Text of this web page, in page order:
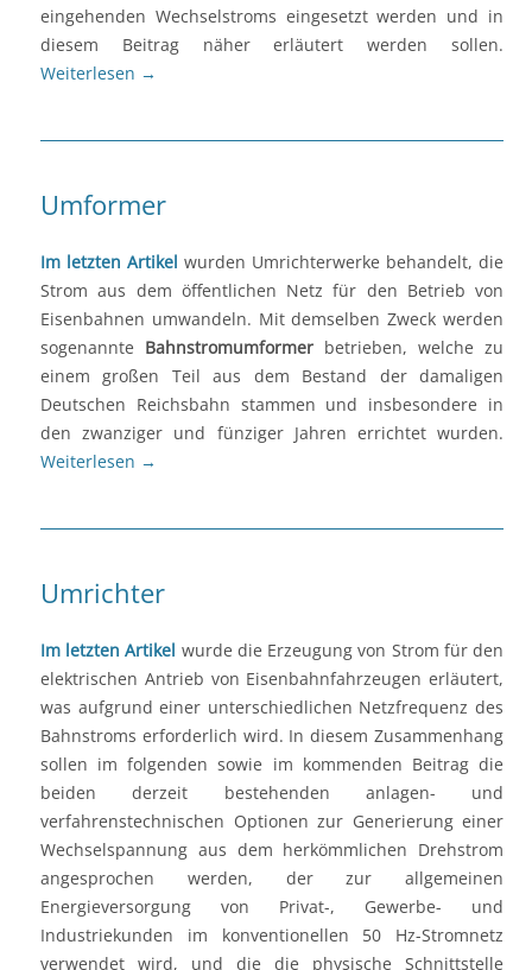
eingehenden Wechselstroms eingesetzt werden und in
diesem Beitrag näher erläutert werden sollen.
Weiterlesen →
Umformer
Im letzten Artikel wurden Umrichterwerke behandelt, die
Strom aus dem öffentlichen Netz für den Betrieb von
Eisenbahnen umwandeln. Mit demselben Zweck werden
sogenannte Bahnstromumformer betrieben, welche zu
einem großen Teil aus dem Bestand der damaligen
Deutschen Reichsbahn stammen und insbesondere in
den zwanziger und fünziger Jahren errichtet wurden.
Weiterlesen →
Umrichter
Im letzten Artikel wurde die Erzeugung von Strom für den
elektrischen Antrieb von Eisenbahnfahrzeugen erläutert,
was aufgrund einer unterschiedlichen Netzfrequenz des
Bahnstroms erforderlich wird. In diesem Zusammenhang
sollen im folgenden sowie im kommenden Beitrag die
beiden derzeit bestehenden anlagen- und
verfahrenstechnischen Optionen zur Generierung einer
Wechselspannung aus dem herkömmlichen Drehstrom
angesprochen werden, der zur allgemeinen
Energieversorgung von Privat-, Gewerbe- und
Industriekunden im konventionellen 50 Hz-Stromnetz
verwendet wird, und die die physische Schnittstelle